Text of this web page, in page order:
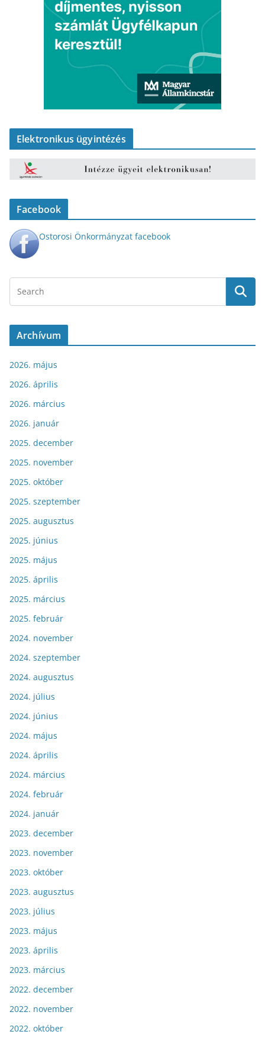
Elektronikus ügyintézés
Facebook
Ostorosi Önkormányzat facebook
Archívum
2026. május
2026. április
2026. március
2026. január
2025. december
2025. november
2025. október
2025. szeptember
2025. augusztus
2025. június
2025. május
2025. április
2025. március
2025. február
2024. november
2024. szeptember
2024. augusztus
2024. július
2024. június
2024. május
2024. április
2024. március
2024. február
2024. január
2023. december
2023. november
2023. október
2023. augusztus
2023. július
2023. május
2023. április
2023. március
2022. december
2022. november
2022. október